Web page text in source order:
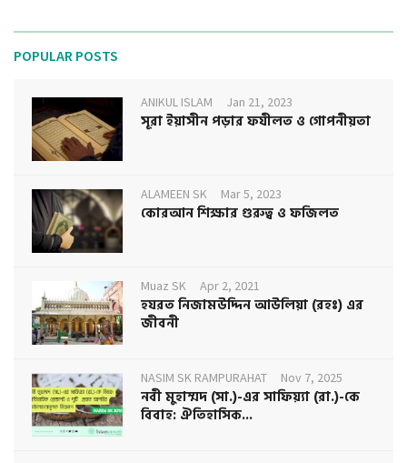
POPULAR POSTS
ANIKUL ISLAM Jan 21, 2023
সূরা ইয়াসীন পড়ার ফযীলত ও গোপনীয়তা
ALAMEEN SK Mar 5, 2023
কোরআন শিক্ষার গুরুত্ব ও ফজিলত
Muaz SK Apr 2, 2021
হযরত নিজামউদ্দিন আউলিয়া (রহঃ) এর
জীবনী
NASIM SK RAMPURAHAT Nov 7, 2025
নবী মুহাম্মদ (সা.)-এর সাফিয়্যা (রা.)-কে
বিবাহ: ঐতিহাসিক...